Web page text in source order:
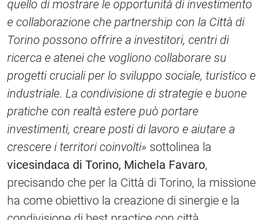
quello di mostrare le opportunità di investimento
e collaborazione che partnership con la Città di
Torino possono offrire a investitori, centri di
ricerca e atenei che vogliono collaborare su
progetti cruciali per lo sviluppo sociale, turistico e
industriale. La condivisione di strategie e buone
pratiche con realtà estere può portare
investimenti, creare posti di lavoro e aiutare a
crescere i territori coinvolti» sottolinea la
vicesindaca di Torino, Michela Favaro,
precisando che per la Città di Torino, la missione
ha come obiettivo la creazione di sinergie e la